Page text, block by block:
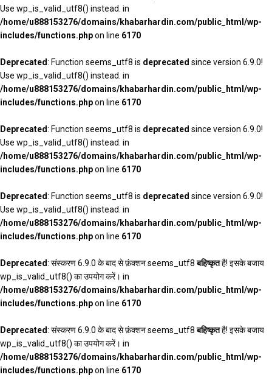
Use wp_is_valid_utf8() instead. in
/home/u888153276/domains/khabarhardin.com/public_html/wp-
includes/functions.phpon line 6170
Deprecated: Function seems_utf8 is deprecated since version 6.9.0!
Use wp_is_valid_utf8() instead. in
/home/u888153276/domains/khabarhardin.com/public_html/wp-
includes/functions.phpon line 6170
Deprecated: Function seems_utf8 is deprecated since version 6.9.0!
Use wp_is_valid_utf8() instead. in
/home/u888153276/domains/khabarhardin.com/public_html/wp-
includes/functions.phpon line 6170
Deprecated: Function seems_utf8 is deprecated since version 6.9.0!
Use wp_is_valid_utf8() instead. in
/home/u888153276/domains/khabarhardin.com/public_html/wp-
includes/functions.phpon line 6170
Deprecated: संस्करण 6.9.0 के बाद से फ़ंक्शन seems_utf8बहिष्कृतहै! इसके बजाय
wp_is_valid_utf8() का उपयोग करें। in
/home/u888153276/domains/khabarhardin.com/public_html/wp-
includes/functions.phpon line 6170
Deprecated: संस्करण 6.9.0 के बाद से फ़ंक्शन seems_utf8बहिष्कृतहै! इसके बजाय
wp_is_valid_utf8() का उपयोग करें। in
/home/u888153276/domains/khabarhardin.com/public_html/wp-
includes/functions.phpon line 6170